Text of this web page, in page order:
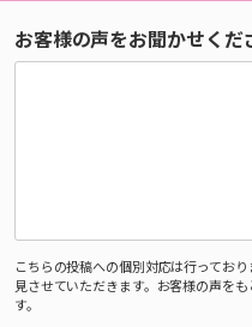
お客様の声をお聞かせくだ
こちらの投稿への個別対応は行ってお
見させていただきます。お客様の声を
す。